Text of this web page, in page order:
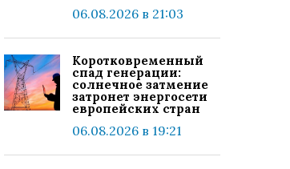
06.08.2026 в 21:03
Коротковременный
спад генерации:
солнечное затмение
затронет энергосети
европейских стран
06.08.2026 в 19:21